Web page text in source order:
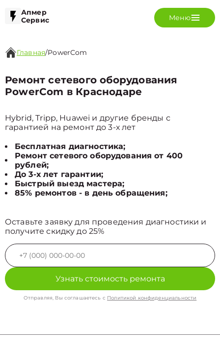
Апмер
Сервис
Меню
Главная/PowerCom
Ремонт сетевого оборудования
PowerCom в Краснодаре
Hybrid, Tripp, Huawei и другие бренды с
гарантией на ремонт до 3-х лет
Бесплатная диагностика;
Ремонт сетевого оборудования от 400
рублей;
До 3-х лет гарантии;
Быстрый выезд мастера;
85% ремонтов - в день обращения;
Оставьте заявку для проведения диагностики и
получите скидку до 25%
Узнать стоимость ремонта
Отправляя, Вы соглашаетесь с Политикой конфиденциальности